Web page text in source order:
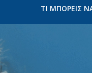
ΤΙ ΜΠΟΡΕΙΣ